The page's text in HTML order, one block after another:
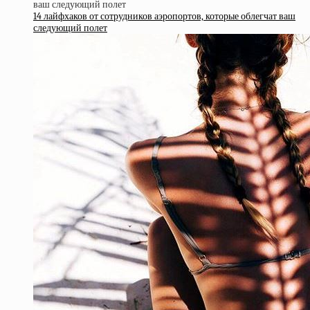
14 лайфхаков от сотрудников аэропортов, которые облегчат ваш
следующий полет